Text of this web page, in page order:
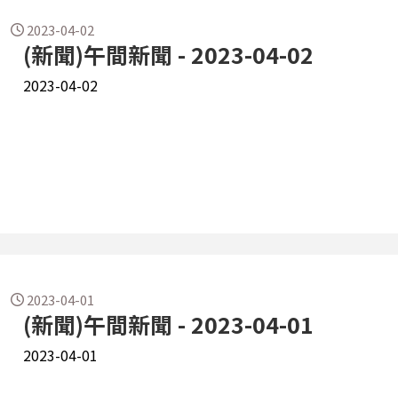
(新聞)午間新聞 - 2023-04-02
2023-04-02
2023-04-02
(新聞)午間新聞 - 2023-04-01
2023-04-01
2023-04-01